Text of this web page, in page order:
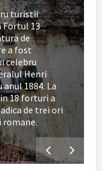
turistii
13
de
a fost
celebru
Henri
1884. La
18 forturi a
de trei ori